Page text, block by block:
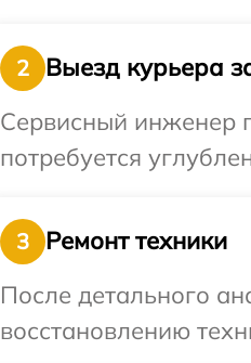
2
Выезд курьера
Сервисный инженер
потребуется
3
Ремонт техники
После детального
восстановлению